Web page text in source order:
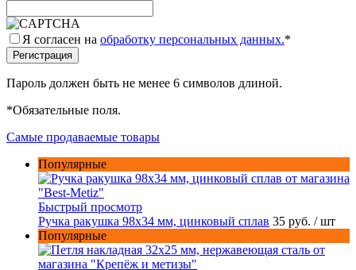
Я согласен на обработку персональных данных.*
Пароль должен быть не менее 6 символов длиной.
*Обязательные поля.
Самые продаваемые товары
Популярные
Быстрый просмотр
Ручка ракушка 98x34 мм, цинковый сплав 35 руб. / шт
Популярные